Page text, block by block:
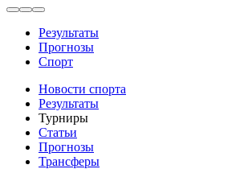
Результаты
Прогнозы
Спорт
Новости спорта
Результаты
Турниры
Статьи
Прогнозы
Трансферы